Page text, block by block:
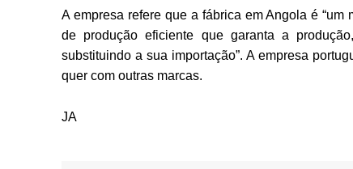
A empresa refere que a fábrica em Angola é
de produção eficiente que garanta a
substituindo a sua importação”. A empresa
quer com outras marcas.
JA